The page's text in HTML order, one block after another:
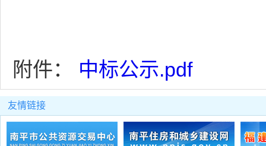
附件： 中标公示.pdf
友情链接